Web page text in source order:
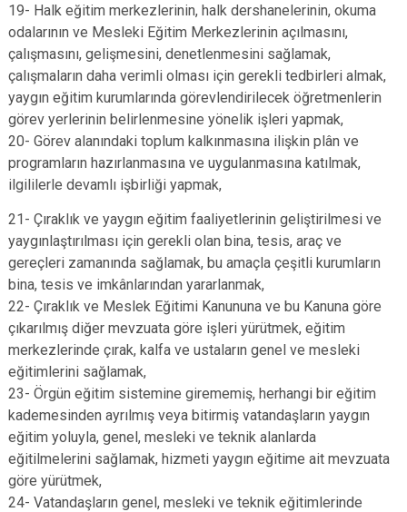
19- Halk eğitim merkezlerinin, halk dershanelerinin, okuma
odalarının ve Mesleki Eğitim Merkezlerinin açılmasını,
çalışmasını, gelişmesini, denetlenmesini sağlamak,
çalışmaların daha verimli olması için gerekli tedbirleri almak,
yaygın eğitim kurumlarında görevlendirilecek öğretmenlerin
görev yerlerinin belirlenmesine yönelik işleri yapmak,
20- Görev alanındaki toplum kalkınmasına ilişkin plân ve
programların hazırlanmasına ve uygulanmasına katılmak,
ilgililerle devamlı işbirliği yapmak,
21- Çıraklık ve yaygın eğitim faaliyetlerinin geliştirilmesi ve
yaygınlaştırılması için gerekli olan bina, tesis, araç ve
gereçleri zamanında sağlamak, bu amaçla çeşitli kurumların
bina, tesis ve imkânlarından yararlanmak,
22- Çıraklık ve Meslek Eğitimi Kanununa ve bu Kanuna göre
çıkarılmış diğer mevzuata göre işleri yürütmek, eğitim
merkezlerinde çırak, kalfa ve ustaların genel ve mesleki
eğitimlerini sağlamak,
23- Örgün eğitim sistemine girememiş, herhangi bir eğitim
kademesinden ayrılmış veya bitirmiş vatandaşların yaygın
eğitim yoluyla, genel, mesleki ve teknik alanlarda
eğitilmelerini sağlamak, hizmeti yaygın eğitime ait mevzuata
göre yürütmek,
24- Vatandaşların genel, mesleki ve teknik eğitimlerinde